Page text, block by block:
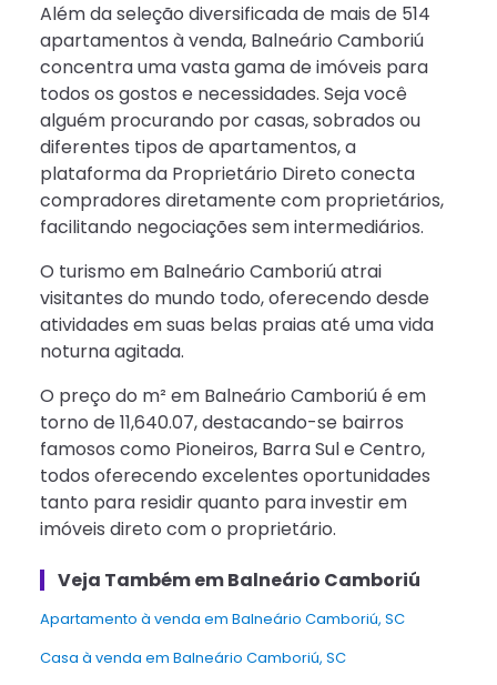
Além da seleção diversificada de mais de 514
apartamentos à venda, Balneário Camboriú
concentra uma vasta gama de imóveis para
todos os gostos e necessidades. Seja você
alguém procurando por casas, sobrados ou
diferentes tipos de apartamentos, a
plataforma da Proprietário Direto conecta
compradores diretamente com proprietários,
facilitando negociações sem intermediários.
O turismo em Balneário Camboriú atrai
visitantes do mundo todo, oferecendo desde
atividades em suas belas praias até uma vida
noturna agitada.
O preço do m² em Balneário Camboriú é em
torno de 11,640.07, destacando-se bairros
famosos como Pioneiros, Barra Sul e Centro,
todos oferecendo excelentes oportunidades
tanto para residir quanto para investir em
imóveis direto com o proprietário.
Veja Também em Balneário Camboriú
Apartamento à venda em Balneário Camboriú, SC
casa à venda em Balneário Camboriú, SC